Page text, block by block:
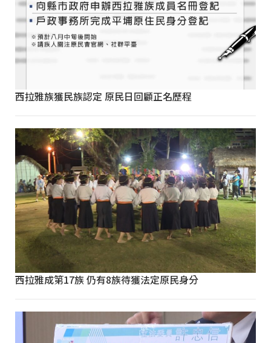
西拉雅族獲民族認定 原民日回顧正名歷程
西拉雅成第17族 仍有8族待獲法定原民身分